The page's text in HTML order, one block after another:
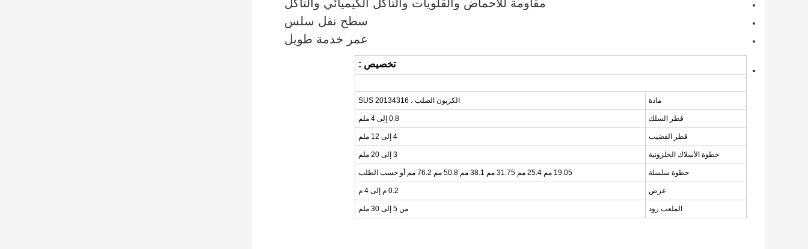
مقاومة للأحماض والقلويات والتآكل الكيميائي والتآكل
سطح نقل سلس
عمر خدمة طويل
تخصيص :
مادة الكربون الصلب ، SUS 20134316
قطر السلك 0.8 إلى 4 ملم
قطر القضيب 4 إلى 12 ملم
خطوة الأسلاك الحلزونية 3 إلى 20 ملم
خطوة سلسلة 19.05 مم 25.4 مم 31.75 مم 38.1 مم 50.8 مم 76.2 مم أو حسب الطلب
عرض 0.2 م إلى 4 م
الملعب رود من 5 إلى 30 ملم